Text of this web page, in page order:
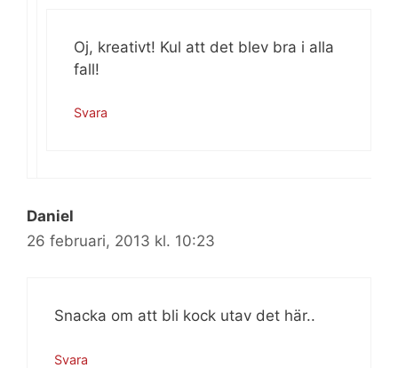
Oj, kreativt! Kul att det blev bra i alla
fall!
Svara
Daniel
26 februari, 2013 kl. 10:23
Snacka om att bli kock utav det här..
Svara